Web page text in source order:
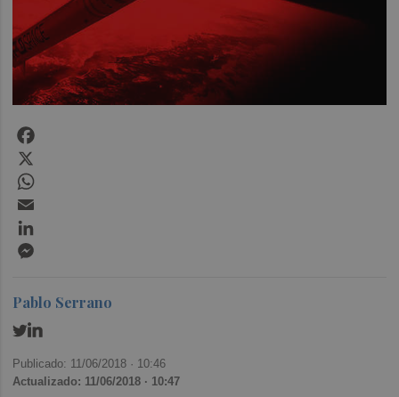
Pablo Serrano
Publicado: 11/06/2018 · 10:46
Actualizado: 11/06/2018 · 10:47